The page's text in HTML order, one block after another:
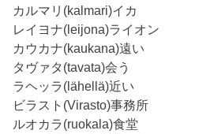
カルマリ(kalmari)イカ
レイヨナ(leijona)ライオン
カウカナ(kaukana)遠い
タヴァタ(tavata)会う
ラヘッラ(lähellä)近い
ビラスト(Virasto)事務所
ルオカラ(ruokala)食堂